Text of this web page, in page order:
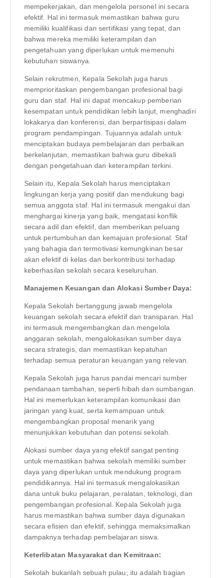
mempekerjakan, dan mengelola personel ini secara
efektif. Hal ini termasuk memastikan bahwa guru
memiliki kualifikasi dan sertifikasi yang tepat, dan
bahwa mereka memiliki keterampilan dan
pengetahuan yang diperlukan untuk memenuhi
kebutuhan siswanya.
Selain rekrutmen, Kepala Sekolah juga harus
memprioritaskan pengembangan profesional bagi
guru dan staf. Hal ini dapat mencakup pemberian
kesempatan untuk pendidikan lebih lanjut, menghadiri
lokakarya dan konferensi, dan berpartisipasi dalam
program pendampingan. Tujuannya adalah untuk
menciptakan budaya pembelajaran dan perbaikan
berkelanjutan, memastikan bahwa guru dibekali
dengan pengetahuan dan keterampilan terkini.
Selain itu, Kepala Sekolah harus menciptakan
lingkungan kerja yang positif dan mendukung bagi
semua anggota staf. Hal ini termasuk mengakui dan
menghargai kinerja yang baik, mengatasi konflik
secara adil dan efektif, dan memberikan peluang
untuk pertumbuhan dan kemajuan profesional. Staf
yang bahagia dan termotivasi kemungkinan besar
akan efektif di kelas dan berkontribusi terhadap
keberhasilan sekolah secara keseluruhan.
Manajemen Keuangan dan Alokasi Sumber Daya:
Kepala Sekolah bertanggung jawab mengelola
keuangan sekolah secara efektif dan transparan. Hal
ini termasuk mengembangkan dan mengelola
anggaran sekolah, mengalokasikan sumber daya
secara strategis, dan memastikan kepatuhan
terhadap semua peraturan keuangan yang relevan.
Kepala Sekolah juga harus pandai mencari sumber
pendanaan tambahan, seperti hibah dan sumbangan.
Hal ini memerlukan keterampilan komunikasi dan
jaringan yang kuat, serta kemampuan untuk
mengembangkan proposal menarik yang
menunjukkan kebutuhan dan potensi sekolah.
Alokasi sumber daya yang efektif sangat penting
untuk memastikan bahwa sekolah memiliki sumber
daya yang diperlukan untuk mendukung program
pendidikannya. Hal ini termasuk mengalokasikan
dana untuk buku pelajaran, peralatan, teknologi, dan
pengembangan profesional. Kepala Sekolah juga
harus memastikan bahwa sumber daya digunakan
secara efisien dan efektif, sehingga memaksimalkan
dampaknya terhadap pembelajaran siswa.
Keterlibatan Masyarakat dan Kemitraan:
Sekolah bukanlah sebuah pulau; itu adalah bagian